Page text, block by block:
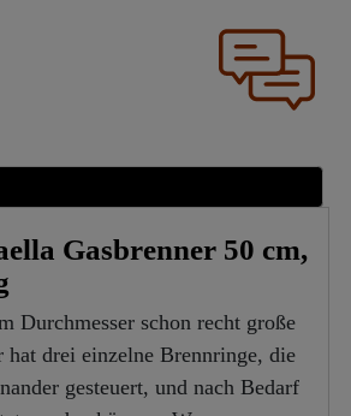
Gasbrenner 50 cm,
Durchmesser schon recht große
hat drei einzelne Brennringe, die
gesteuert, und nach Bedarf